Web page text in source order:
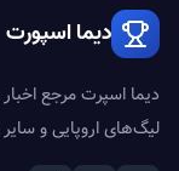
دیما اسپورت
دیما اسپرت مرجع اخبار
لیگ‌های اروپایی و